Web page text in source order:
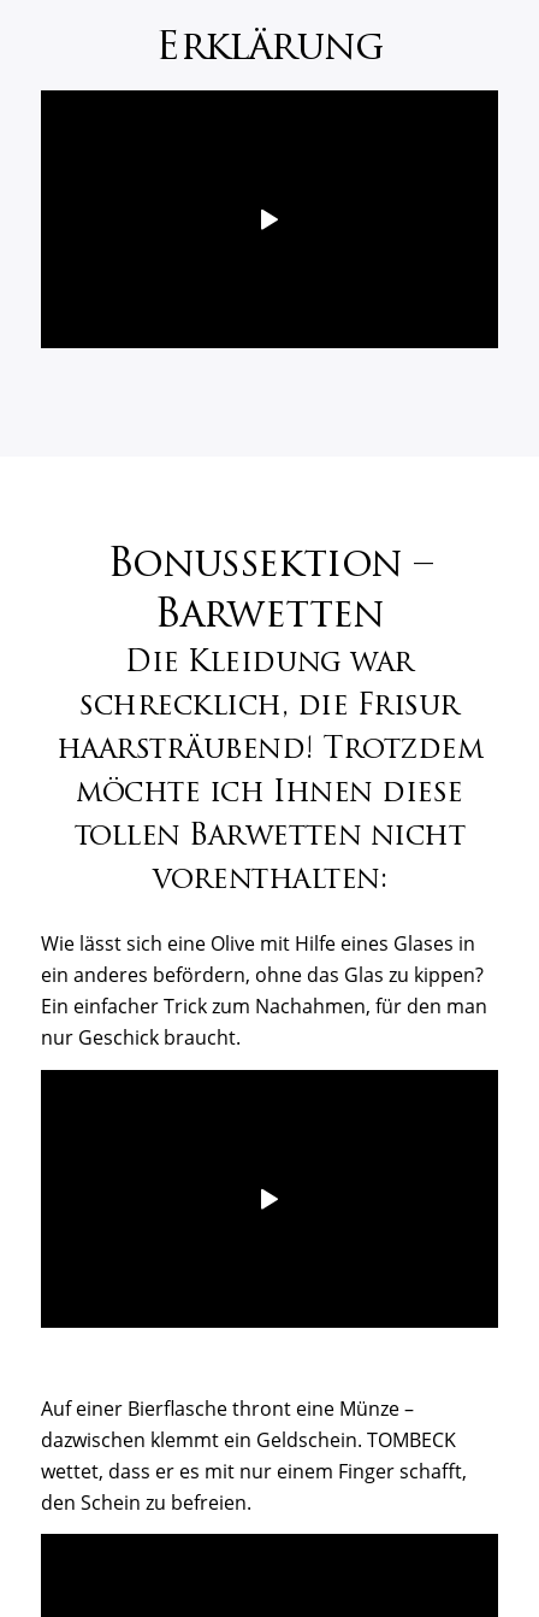
Erklärung
Bonussektion –
Barwetten
Die Kleidung war
schrecklich, die Frisur
haarsträubend! Trotzdem
möchte ich Ihnen diese
tollen Barwetten nicht
vorenthalten:
Wie lässt sich eine Olive mit Hilfe eines Glases in
ein anderes befördern, ohne das Glas zu kippen?
Ein einfacher Trick zum Nachahmen, für den man
nur Geschick braucht.
Auf einer Bierflasche thront eine Münze –
dazwischen klemmt ein Geldschein. TOMBECK
wettet, dass er es mit nur einem Finger schafft,
den Schein zu befreien.